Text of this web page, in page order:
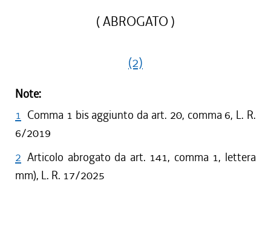
( ABROGATO )
(2)
Note:
1 Comma 1 bis aggiunto da art. 20, comma 6, L. R.
6/2019
2 Articolo abrogato da art. 141, comma 1, lettera
mm), L. R. 17/2025